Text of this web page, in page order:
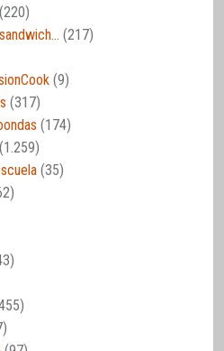
(220)
(217)
(9)
(317)
(174)
(1.259)
(35)